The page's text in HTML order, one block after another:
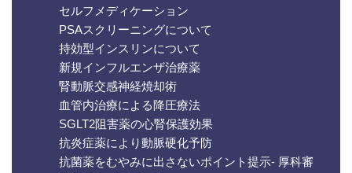
セルフメディケーション
PSAスクリーニングについて
持効型インスリンについて
新規インフルエンザ治療薬
腎動脈交感神経焼却術
血管内治療による降圧療法
SGLT2阻害薬の心腎保護効果
抗炎症薬により動脈硬化予防
抗菌薬をむやみに出さないポイント提示- 厚科審